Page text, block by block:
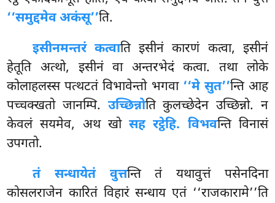
‘‘समुद्दमेव अकंसू’’ति.
इसीनमन्तरं कत्वाति इसीनं कारणं कत्वा, इसीनं
हेतूति अत्थो, इसीनं वा अन्तरभेदं कत्वा. तथा लोके
कोलाहलस्स पत्थटतं विभावेन्तो भगवा ‘‘मे सुत’’न्ति आह
पच्चक्खतो जानम्पि. उच्छिन्नोति कुलच्छेदेन उच्छिन्नो. न
केवलं सयमेव, अथ खोसह रट्ठेहि. विभवन्ति विनासं
उपगतो.
तं सन्धायेतं वुत्तन्ति तं यथावुत्तं पसेनदिना
कोसलराजेन कारितं विहारं सन्धाय एतं ‘‘राजकारामे’’ति